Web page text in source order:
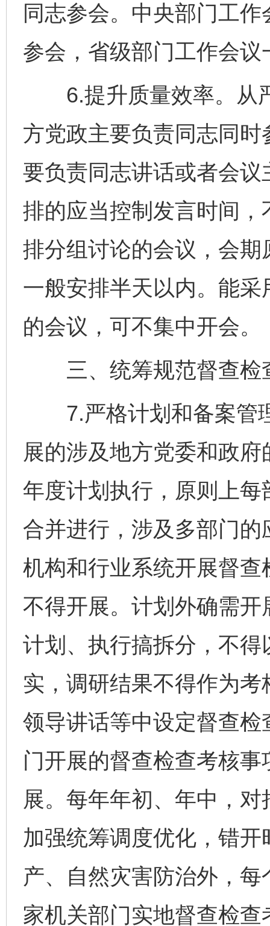
同志参会。中央部门工
参会，省级部门工作会
6.提升质量效率。从
方党政主要负责同志同
要负责同志讲话或者会
排的应当控制发言时间
排分组讨论的会议，会
一般安排半天以内。能
的会议，可不集中开会。
三、统筹规范督查检
7.严格计划和备案管
展的涉及地方党委和政
年度计划执行，原则上
合并进行，涉及多部门
机构和行业系统开展督
不得开展。计划外确需
计划、执行搞拆分，不
实，调研结果不得作为
领导讲话等中设定督查
门开展的督查检查考核
展。每年年初、年中，
加强统筹调度优化，错
产、自然灾害防治外，
家机关部门实地督查检